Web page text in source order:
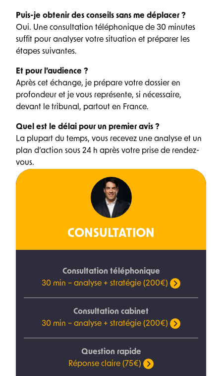
Puis-je obtenir des conseils sans me déplacer ?
Oui. Une consultation téléphonique de 30 minutes
suffit pour analyser votre situation et préparer les
étapes suivantes.
Et pour l’audience ?
Après cet échange, je prépare votre dossier en
profondeur et je vous représente, si nécessaire,
devant le tribunal, partout en France.
Quel est le délai pour un premier avis ?
La plupart du temps, vous recevez une analyse et un
plan d’action sous 24 h après votre prise de rendez-
vous.
CONSULTATION
Consultation téléphonique
30 min – analyse + stratégie (200€)
Consultation cabinet
30 min – analyse + stratégie (200€)
Question rapide
Réponse claire (75€)